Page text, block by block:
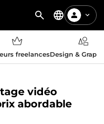
freelancesDesign &
vidéo
abordable